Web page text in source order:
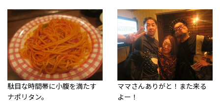
駄目な時間帯に小腹を満たす
ナポリタン。
ママさんありがと！また来る
よー！